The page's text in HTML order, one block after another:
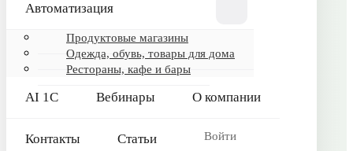
Автоматизация
Продуктовые магазины
Одежда, обувь, товары для дома
Рестораны, кафе и бары
AI 1С Вебинары О компании
Контакты Статьи Войти
Оплата и доставка
Гарантия и сервис
Реквизиты
Сертификаты